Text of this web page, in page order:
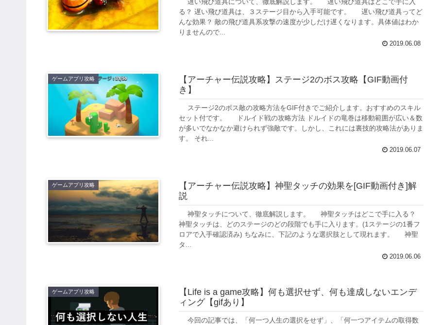
る？ 遅い飛び道具は、３ステージ目から入手可能です。 遅い飛び道具ってど
んな効果？ 敵の飛び道具系攻撃の速度が少しだけ遅くなります。具体値はわか
りませんので...
2019.06.08
ゲームアプリ攻略
【アーチャー伝説攻略】ステージ2のボス攻略【GIF動画付
き】
ステージ2のボス敵の攻略方法をGIF付きでご紹介します。おすすめのスキル
セット付です。 ドルイド戦の攻略方法 ドルイドの竜巻は移動範囲が広い＆数
が多いでなかなか避けられず強敵です。しかし、これには裏技的攻略法がありま
す。 それ...
2019.06.07
ゲームアプリ攻略
【アーチャー伝説攻略】神聖タッチの効果を[GIF動画付き]解
説
神聖タッチについて、徹底解説します。 神聖タッチはどこで手に入る？
神聖タッチは、どのステージのどの段階でも手に入ります。(1ステージの1番フ
ロアで入手確認済み) ちなみに、下記のような選択肢として現れます。 神聖
タ...
2019.06.06
ゲームアプリ攻略
【Life is a game攻略】何も選択せず、何も達成しないエンデ
ィング【gifあり】
今回の記事では、「何一つ人生の選択をせず」、「何一つアイテムの取得数